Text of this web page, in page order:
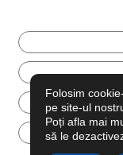
Folosim
pe site-ul
Poți afla mai
să le